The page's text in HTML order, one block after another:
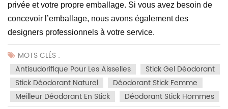
privée et votre propre emballage. Si vous avez besoin de
concevoir l’emballage, nous avons également des
designers professionnels à votre service.
MOTS CLÉS :
Antisudorifique Pour Les Aisselles
Stick Gel Déodorant
Stick Déodorant Naturel
Déodorant Stick Femme
Meilleur Déodorant En Stick
Déodorant Stick Hommes